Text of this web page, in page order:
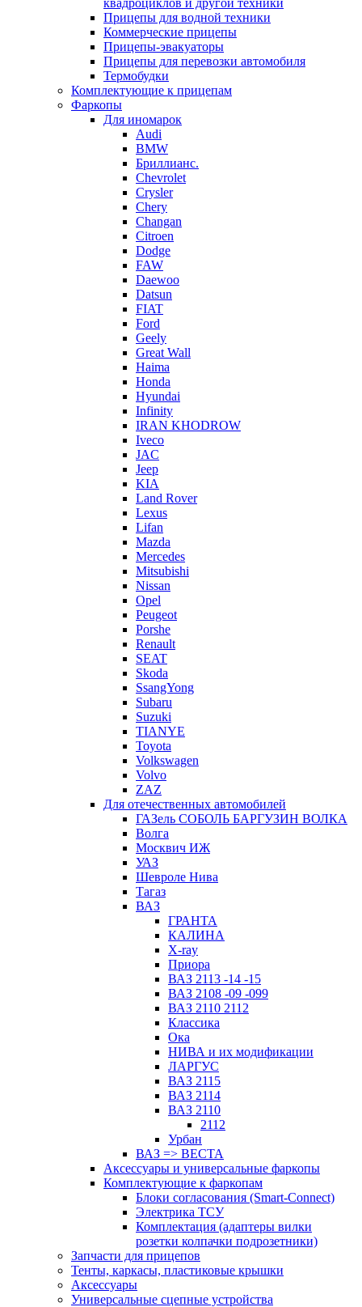
квадроциклов и другой техники
Прицепы для водной техники
Коммерческие прицепы
Прицепы-эвакуаторы
Прицепы для перевозки автомобиля
Термобудки
Комплектующие к прицепам
Фаркопы
Для иномарок
Audi
BMW
Бриллианс.
Chevrolet
Crysler
Chery
Changan
Citroen
Dodge
FAW
Daewoo
Datsun
FIAT
Ford
Geely
Great Wall
Haima
Honda
Hyundai
Infinity
IRAN KHODROW
Iveco
JAC
Jeep
KIA
Land Rover
Lexus
Lifan
Mazda
Mercedes
Mitsubishi
Nissan
Opel
Peugeot
Porshe
Renault
SEAT
Skoda
SsangYong
Subaru
Suzuki
TIANYE
Toyota
Volkswagen
Volvo
ZAZ
Для отечественных автомобилей
ГАЗель СОБОЛЬ БАРГУЗИН ВОЛКА
Волга
Москвич ИЖ
УАЗ
Шевроле Нива
Тагаз
ВАЗ
ГРАНТА
КАЛИНА
X-ray
Приора
ВАЗ 2113 -14 -15
ВАЗ 2108 -09 -099
ВАЗ 2110 2112
Классика
Ока
НИВА и их модификации
ЛАРГУС
ВАЗ 2115
ВАЗ 2114
ВАЗ 2110
2112
Урбан
ВАЗ => ВЕСТА
Аксессуары и универсальные фаркопы
Комплектующие к фаркопам
Блоки согласования (Smart-Connect)
Электрика ТСУ
Комплектация (адаптеры вилки
розетки колпачки подрозетники)
Запчасти для прицепов
Тенты, каркасы, пластиковые крышки
Аксессуары
Универсальные сцепные устройства